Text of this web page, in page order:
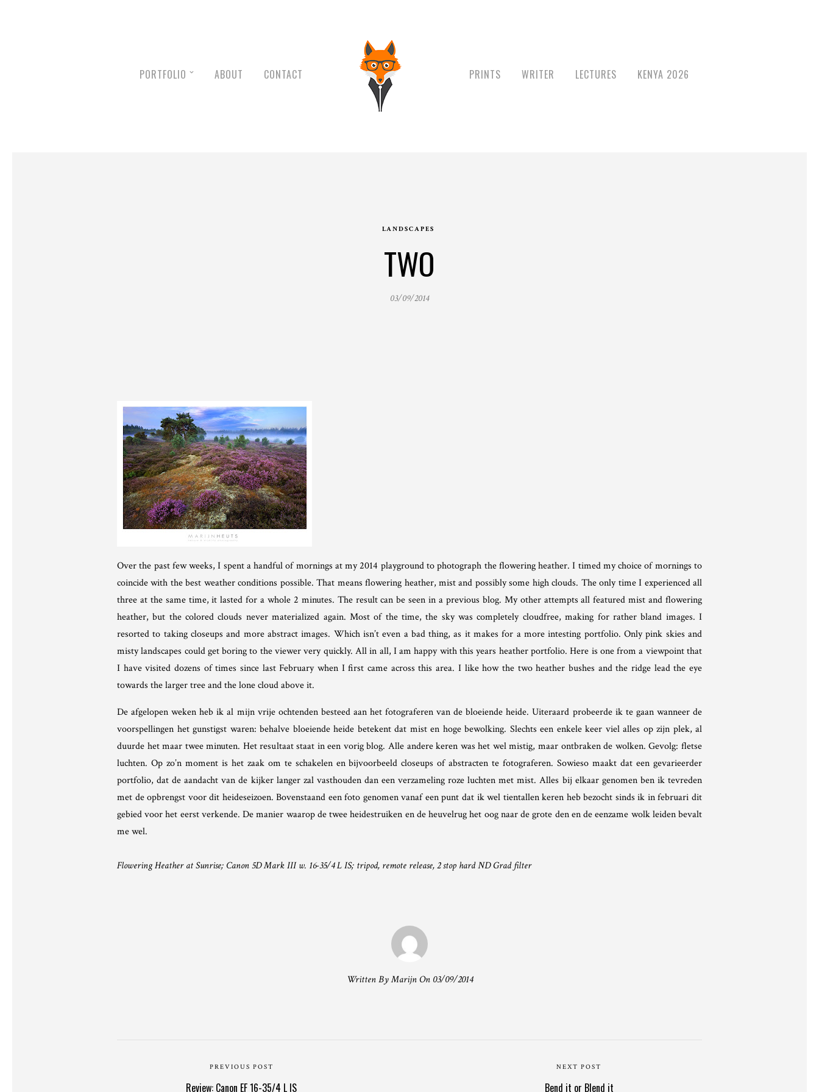
PORTFOLIO ABOUT CONTACT PRINTS WRITER LECTURES KENYA 2026
LANDSCAPES
TWO
03/09/2014
Over the past few weeks, I spent a handful of mornings at my 2014 playground to photograph the flowering heather. I timed my choice of mornings to
coincide with the best weather conditions possible. That means flowering heather, mist and possibly some high clouds. The only time I experienced all
three at the same time, it lasted for a whole 2 minutes. The result can be seen in a previous blog. My other attempts all featured mist and flowering
heather, but the colored clouds never materialized again. Most of the time, the sky was completely cloudfree, making for rather bland images. I
resorted to taking closeups and more abstract images. Which isn’t even a bad thing, as it makes for a more intesting portfolio. Only pink skies and
misty landscapes could get boring to the viewer very quickly. All in all, I am happy with this years heather portfolio. Here is one from a viewpoint that
I have visited dozens of times since last February when I first came across this area. I like how the two heather bushes and the ridge lead the eye
towards the larger tree and the lone cloud above it.
De afgelopen weken heb ik al mijn vrije ochtenden besteed aan het fotograferen van de bloeiende heide. Uiteraard probeerde ik te gaan wanneer de
voorspellingen het gunstigst waren: behalve bloeiende heide betekent dat mist en hoge bewolking. Slechts een enkele keer viel alles op zijn plek, al
duurde het maar twee minuten. Het resultaat staat in een vorig blog. Alle andere keren was het wel mistig, maar ontbraken de wolken. Gevolg: fletse
luchten. Op zo’n moment is het zaak om te schakelen en bijvoorbeeld closeups of abstracten te fotograferen. Sowieso maakt dat een gevarieerder
portfolio, dat de aandacht van de kijker langer zal vasthouden dan een verzameling roze luchten met mist. Alles bij elkaar genomen ben ik tevreden
met de opbrengst voor dit heideseizoen. Bovenstaand een foto genomen vanaf een punt dat ik wel tientallen keren heb bezocht sinds ik in februari dit
gebied voor het eerst verkende. De manier waarop de twee heidestruiken en de heuvelrug het oog naar de grote den en de eenzame wolk leiden bevalt
me wel.
Flowering Heather at Sunrise; Canon 5D Mark III w. 16-35/4 L IS; tripod, remote release, 2 stop hard ND Grad filter
Written By Marijn On 03/09/2014
PREVIOUS POST
Review: Canon EF 16-35/4 L IS
NEXT POST
Bend it or Blend it